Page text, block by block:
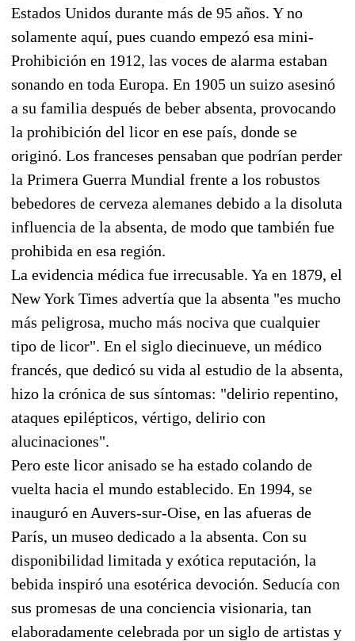
Estados Unidos durante más de 95 años. Y no
solamente aquí, pues cuando empezó esa mini-
Prohibición en 1912, las voces de alarma estaban
sonando en toda Europa. En 1905 un suizo asesinó
a su familia después de beber absenta, provocando
la prohibición del licor en ese país, donde se
originó. Los franceses pensaban que podrían perder
la Primera Guerra Mundial frente a los robustos
bebedores de cerveza alemanes debido a la disoluta
influencia de la absenta, de modo que también fue
prohibida en esa región.
La evidencia médica fue irrecusable. Ya en 1879, el
New York Times advertía que la absenta "es mucho
más peligrosa, mucho más nociva que cualquier
tipo de licor". En el siglo diecinueve, un médico
francés, que dedicó su vida al estudio de la absenta,
hizo la crónica de sus síntomas: "delirio repentino,
ataques epilépticos, vértigo, delirio con
alucinaciones".
Pero este licor anisado se ha estado colando de
vuelta hacia el mundo establecido. En 1994, se
inauguró en Auvers-sur-Oise, en las afueras de
París, un museo dedicado a la absenta. Con su
disponibilidad limitada y exótica reputación, la
bebida inspiró una esotérica devoción. Seducía con
sus promesas de una conciencia visionaria, tan
elaboradamente celebrada por un siglo de artistas y